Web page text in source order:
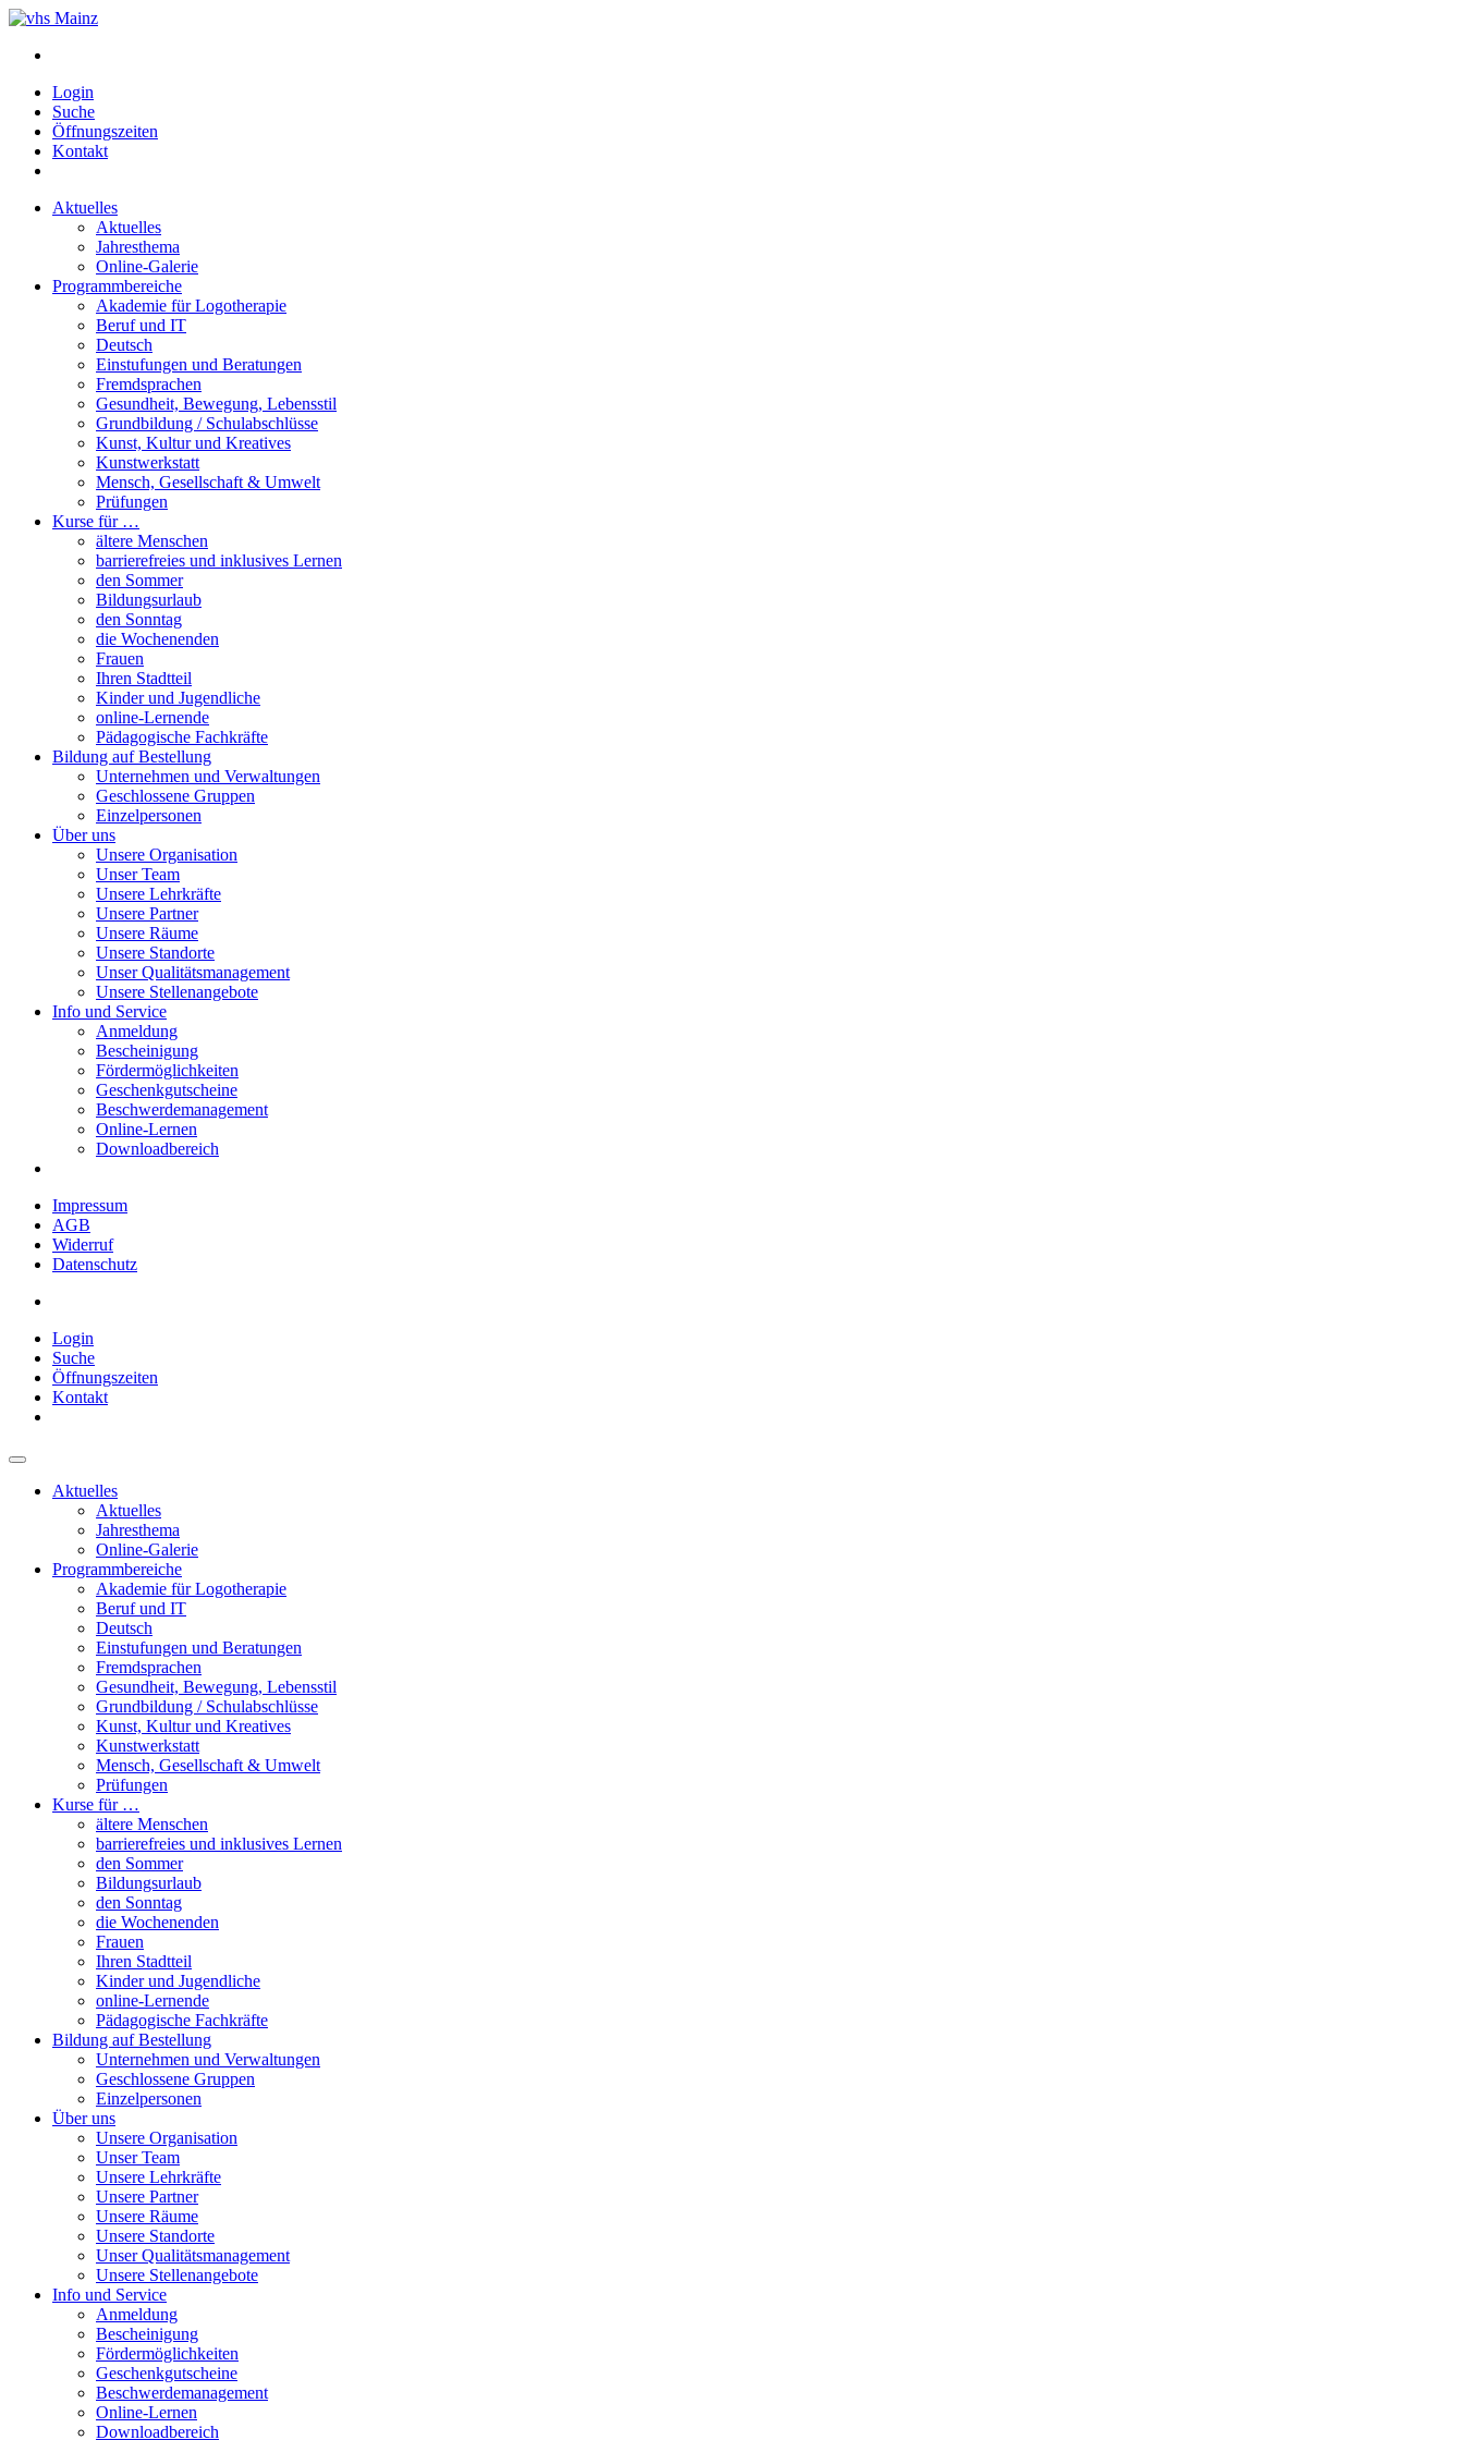
Login
Suche
Öffnungszeiten
Kontakt
Aktuelles
Aktuelles
Jahresthema
Online-Galerie
Programmbereiche
Akademie für Logotherapie
Beruf und IT
Deutsch
Einstufungen und Beratungen
Fremdsprachen
Gesundheit, Bewegung, Lebensstil
Grundbildung / Schulabschlüsse
Kunst, Kultur und Kreatives
Kunstwerkstatt
Mensch, Gesellschaft & Umwelt
Prüfungen
Kurse für …
ältere Menschen
barrierefreies und inklusives Lernen
den Sommer
Bildungsurlaub
den Sonntag
die Wochenenden
Frauen
Ihren Stadtteil
Kinder und Jugendliche
online-Lernende
Pädagogische Fachkräfte
Bildung auf Bestellung
Unternehmen und Verwaltungen
Geschlossene Gruppen
Einzelpersonen
Über uns
Unsere Organisation
Unser Team
Unsere Lehrkräfte
Unsere Partner
Unsere Räume
Unsere Standorte
Unser Qualitätsmanagement
Unsere Stellenangebote
Info und Service
Anmeldung
Bescheinigung
Fördermöglichkeiten
Geschenkgutscheine
Beschwerdemanagement
Online-Lernen
Downloadbereich
Impressum
AGB
Widerruf
Datenschutz
Login
Suche
Öffnungszeiten
Kontakt
Aktuelles
Aktuelles
Jahresthema
Online-Galerie
Programmbereiche
Akademie für Logotherapie
Beruf und IT
Deutsch
Einstufungen und Beratungen
Fremdsprachen
Gesundheit, Bewegung, Lebensstil
Grundbildung / Schulabschlüsse
Kunst, Kultur und Kreatives
Kunstwerkstatt
Mensch, Gesellschaft & Umwelt
Prüfungen
Kurse für …
ältere Menschen
barrierefreies und inklusives Lernen
den Sommer
Bildungsurlaub
den Sonntag
die Wochenenden
Frauen
Ihren Stadtteil
Kinder und Jugendliche
online-Lernende
Pädagogische Fachkräfte
Bildung auf Bestellung
Unternehmen und Verwaltungen
Geschlossene Gruppen
Einzelpersonen
Über uns
Unsere Organisation
Unser Team
Unsere Lehrkräfte
Unsere Partner
Unsere Räume
Unsere Standorte
Unser Qualitätsmanagement
Unsere Stellenangebote
Info und Service
Anmeldung
Bescheinigung
Fördermöglichkeiten
Geschenkgutscheine
Beschwerdemanagement
Online-Lernen
Downloadbereich